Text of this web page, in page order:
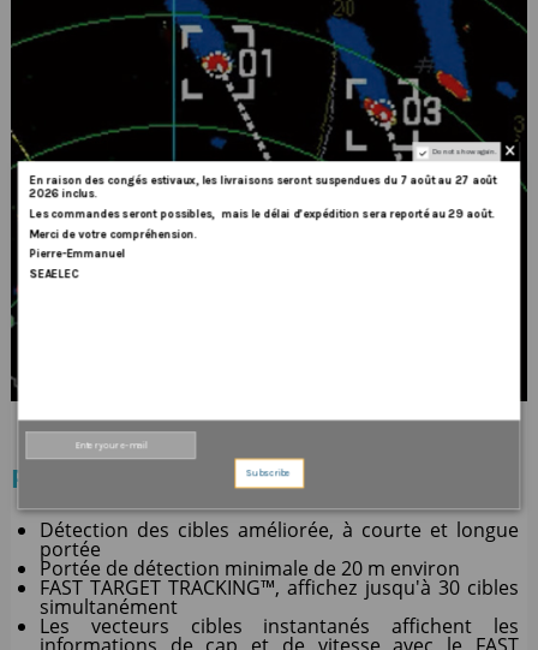
PLUS PRODUIT
Détection des cibles améliorée, à courte et longue
portée
Portée de détection minimale de 20 m environ
FAST TARGET TRACKING™, affichez jusqu'à 30 cibles
simultanément
Les vecteurs cibles instantanés affichent les
Do not show again.
En raison des congés estivaux, les livraisons seront suspendues du 7 août au 27 août
2026 inclus.
Les commandes seront possibles, mais le délai d’expédition sera reporté au 29 août.
Merci de votre compréhension.
Pierre-Emmanuel
SEAELEC
Subscribe